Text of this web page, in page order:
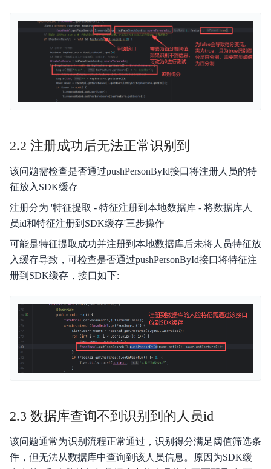
2.2 注册成功后无法正常识别到
该问题需检查是否通过pushPersonById接口将注册人员的特
征放入SDK缓存
注册分为 '特征提取 - 特征注册到本地数据库 - 将数据库人
员id和特征注册到SDK缓存'三步操作
可能是特征提取成功并注册到本地数据库后未将人员特征放
入缓存导致，可检查是否通过pushPersonById接口将特征注
册到SDK缓存，接口如下:
2.3 数据库查询不到识别到的人员id
该问题通常为识别流程正常通过，识别得分满足阈值筛选条
件，但无法从数据库中查询到该人员信息。原因为SDK缓